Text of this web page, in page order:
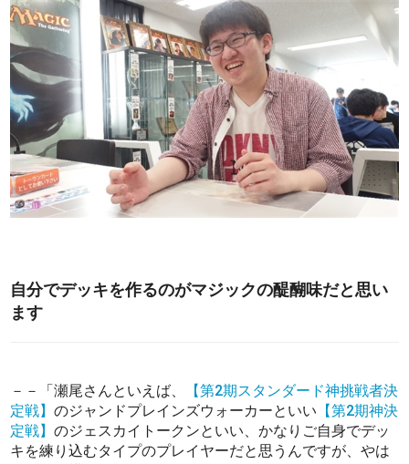
自分でデッキを作るのがマジックの醍醐味だと思い
ます
－－「瀬尾さんといえば、
【第2期スタンダード神挑戦者決
定戦】のジャンドプレインズウォーカーといい 【第2期神決
定戦】のジェスカイトークンといい、かなりご自身でデッ
キを練り込むタイプのプレイヤーだと思うんですが、やは